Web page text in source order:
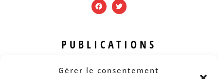
Gérer le consentement
PUBLICATIONS
Revue B.I.S.